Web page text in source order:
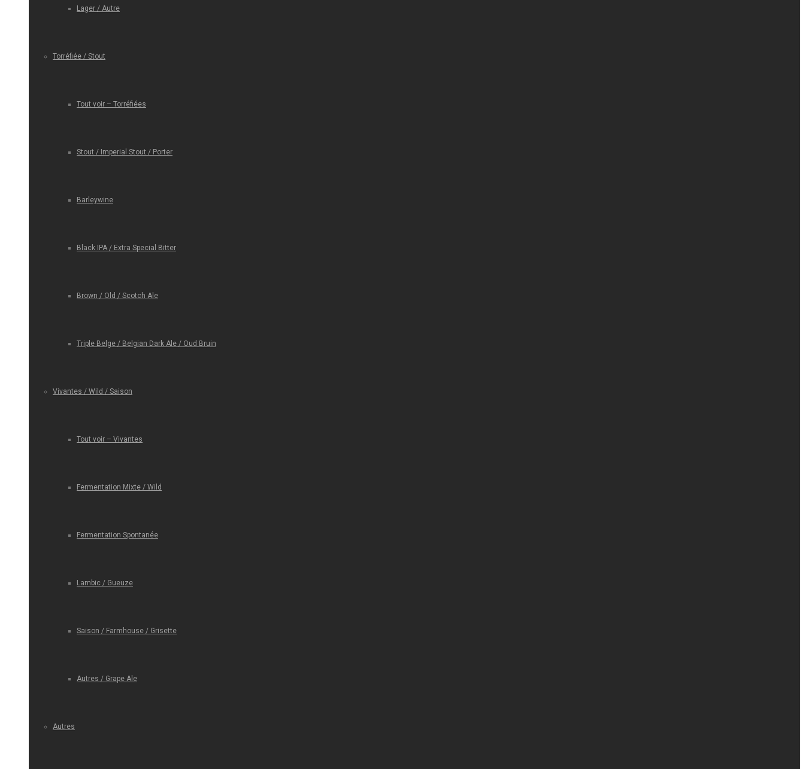
Lager / Autre
Torréfiée / Stout
Tout voir – Torréfiées
Stout / Imperial Stout / Porter
Barleywine
Black IPA / Extra Special Bitter
Brown / Old / Scotch Ale
Triple Belge / Belgian Dark Ale / Oud Bruin
Vivantes / Wild / Saison
Tout voir – Vivantes
Fermentation Mixte / Wild
Fermentation Spontanée
Lambic / Gueuze
Saison / Farmhouse / Grisette
Autres / Grape Ale
Autres